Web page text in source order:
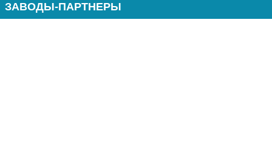
ЗАВОДЫ-ПАРТНЕРЫ